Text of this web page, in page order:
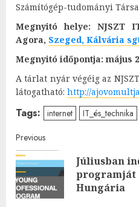
Számítógép-tudományi
Megnyitó helye:
NJSZT
Agora, Szeged, Kálvária
Megnyitó időpontja: május
A tárlat nyár végéig az
látogatható: http://
Tags: internet IT_és_technika
Post
navigation
Previous
Júliusban
programját
Hungária